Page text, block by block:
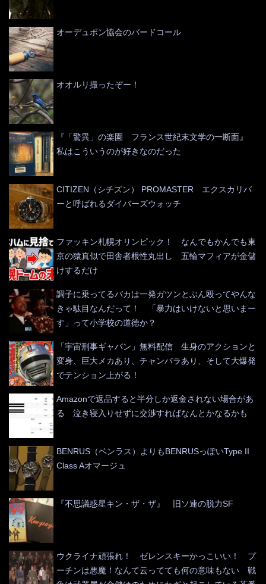
オーデュボン協会のバードコール
オオルリ撮ったぞー！
『「驚異」の楽園 フランス世紀末文学の一断面』
私はこういうのが好きなのだった
CITIZEN（シチズン） PROMASTER エクスカリバ
ーと呼ばれるダイバーズウォッチ
ファッキン札幌オリンピック！ なんでもかんでも東
京の猿真似で田舎者根性丸出し 五輪マフィアが金儲
けするだけ
調子に乗ってるバカは一発ガツンとぶん殴ってやんな
きゃ駄目なんだって！ 「暴力はいけないと思いまー
す」って小学校の道徳か？
「宇宙刑事ギャバン」無料配信 生身のアクションと
変身、巨大メカあり、チャンバラあり、そして大爆発
でテンション上がる！
Amazonで返品すると半分しか返金されない場合があ
る 泣き寝入りせずに交渉すればなんとかなるかも
BENRUS（ベンラス）よりもBENRUSっぽいType II
Class Aオマージュ
『不思議惑星キン・ザ・ザ』 旧ソ連の脱力SF
ウクライナ頑張れ！ ゼレンスキーかっこいい！ プ
ーチンは悪魔！なんて云ってても何の意味もない 戦